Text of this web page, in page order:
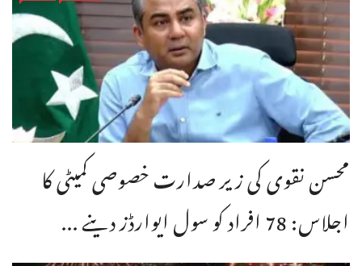
محسن نقوی کی زیر صدارت خصوصی کمیٹی کا
اجلاس: 78 افراد کو سول ایوارڈز دینے ...